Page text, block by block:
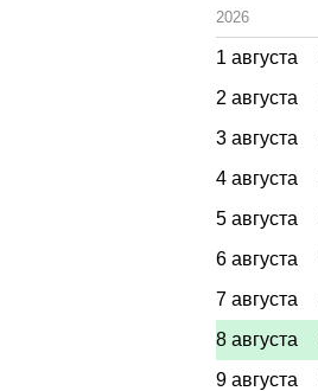
2026
1 августа
2 августа
3 августа
4 августа
5 августа
6 августа
7 августа
8 августа
9 августа